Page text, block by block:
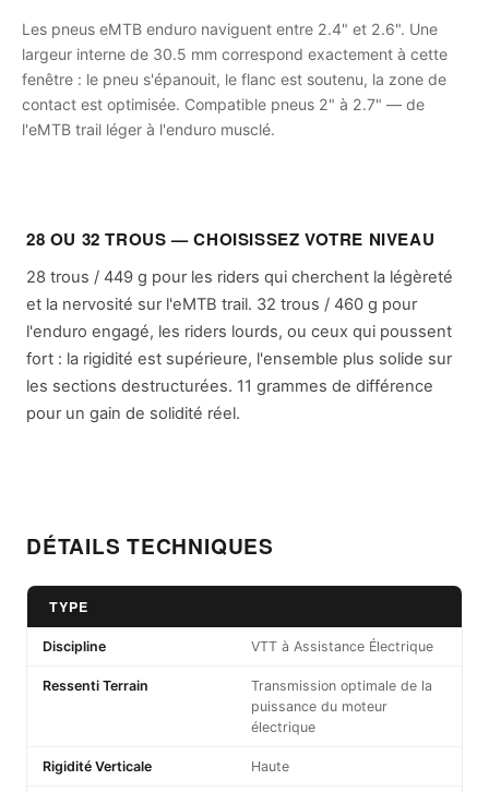
Les pneus eMTB enduro naviguent entre 2.4" et 2.6". Une
largeur interne de 30.5 mm correspond exactement à cette
fenêtre : le pneu s'épanouit, le flanc est soutenu, la zone de
contact est optimisée. Compatible pneus 2" à 2.7" — de
l'eMTB trail léger à l'enduro musclé.
28 OU 32 TROUS — CHOISISSEZ VOTRE NIVEAU
28 trous / 449 g pour les riders qui cherchent la légèreté
et la nervosité sur l'eMTB trail. 32 trous / 460 g pour
l'enduro engagé, les riders lourds, ou ceux qui poussent
fort : la rigidité est supérieure, l'ensemble plus solide sur
les sections destructurées. 11 grammes de différence
pour un gain de solidité réel.
DÉTAILS TECHNIQUES
TYPE
Discipline VTT à Assistance Électrique
Ressenti Terrain
Transmission optimale de la
puissance du moteur
électrique
Rigidité Verticale Haute